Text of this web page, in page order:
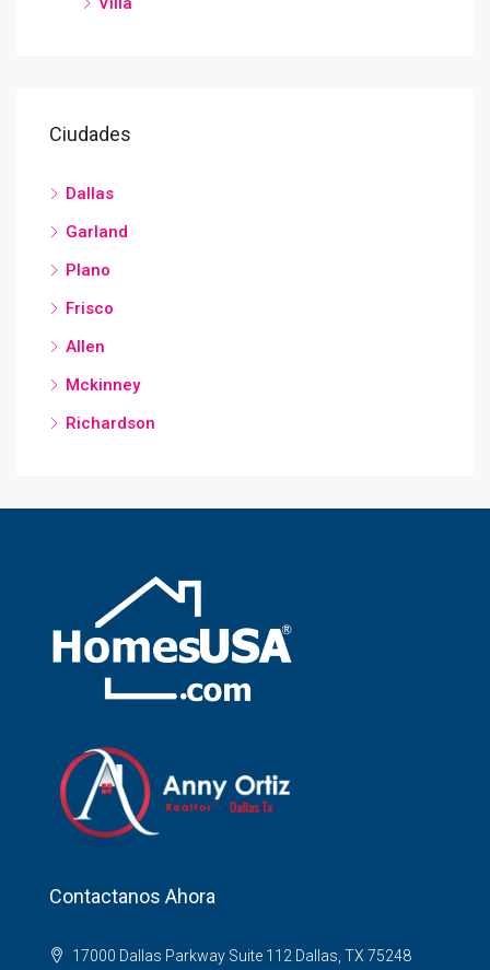
Ciudades
Dallas
Garland
Plano
Frisco
Allen
Mckinney
Richardson
Contactanos Ahora
17000 Dallas Parkway Suite 112 Dallas, TX 75248